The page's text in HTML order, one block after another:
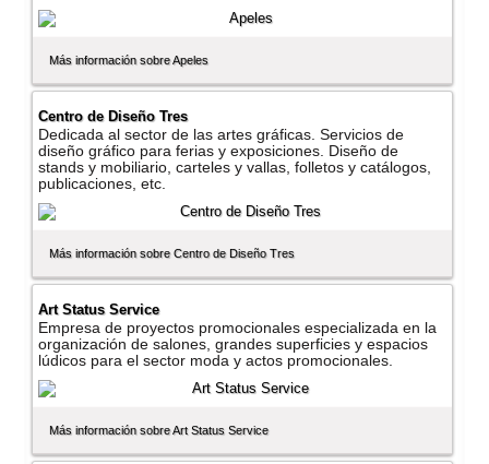
Más información sobre Apeles
Centro de Diseño Tres
Dedicada al sector de las artes gráficas. Servicios de
diseño gráfico para ferias y exposiciones. Diseño de
stands y mobiliario, carteles y vallas, folletos y catálogos,
publicaciones, etc.
Más información sobre Centro de Diseño Tres
Art Status Service
Empresa de proyectos promocionales especializada en la
organización de salones, grandes superficies y espacios
lúdicos para el sector moda y actos promocionales.
Más información sobre Art Status Service